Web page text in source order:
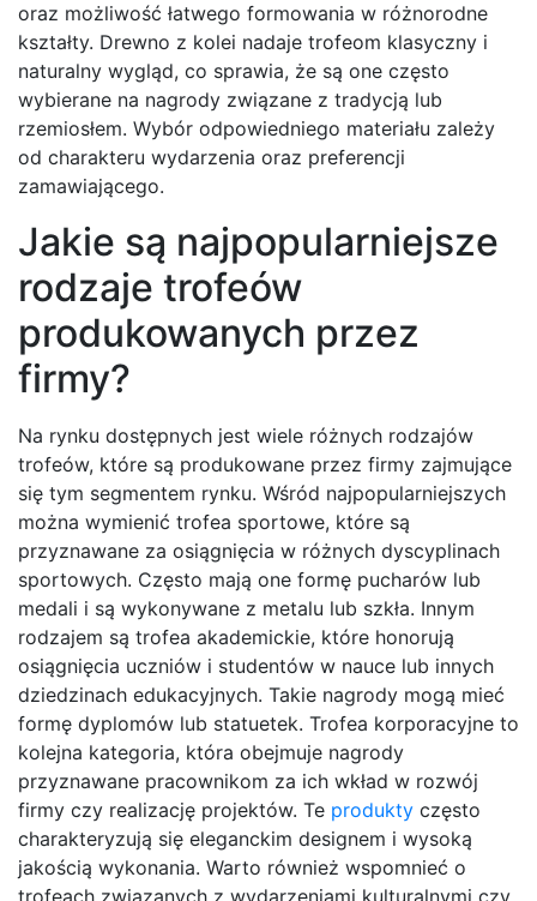
oraz możliwość łatwego formowania w różnorodne
kształty. Drewno z kolei nadaje trofeom klasyczny i
naturalny wygląd, co sprawia, że są one często
wybierane na nagrody związane z tradycją lub
rzemiosłem. Wybór odpowiedniego materiału zależy
od charakteru wydarzenia oraz preferencji
zamawiającego.
Jakie są najpopularniejsze
rodzaje trofeów
produkowanych przez
firmy?
Na rynku dostępnych jest wiele różnych rodzajów
trofeów, które są produkowane przez firmy zajmujące
się tym segmentem rynku. Wśród najpopularniejszych
można wymienić trofea sportowe, które są
przyznawane za osiągnięcia w różnych dyscyplinach
sportowych. Często mają one formę pucharów lub
medali i są wykonywane z metalu lub szkła. Innym
rodzajem są trofea akademickie, które honorują
osiągnięcia uczniów i studentów w nauce lub innych
dziedzinach edukacyjnych. Takie nagrody mogą mieć
formę dyplomów lub statuetek. Trofea korporacyjne to
kolejna kategoria, która obejmuje nagrody
przyznawane pracownikom za ich wkład w rozwój
firmy czy realizację projektów. Te produkty często
charakteryzują się eleganckim designem i wysoką
jakością wykonania. Warto również wspomnieć o